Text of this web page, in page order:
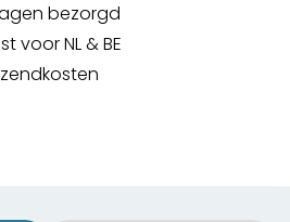
bezorgd
voor NL & BE